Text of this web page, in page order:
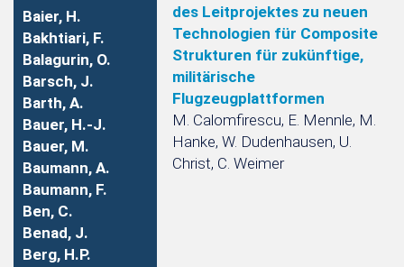
Baier, H.
Bakhtiari, F.
Balagurin, O.
Barsch, J.
Barth, A.
Bauer, H.-J.
Bauer, M.
Baumann, A.
Baumann, F.
Ben, C.
Benad, J.
Berg, H.P.
des Leitprojektes zu neuen
Technologien für Composite
Strukturen für zukünftige,
militärische
Flugzeugplattformen
M. Calomfirescu, E. Mennle, M.
Hanke, W. Dudenhausen, U.
Christ, C. Weimer